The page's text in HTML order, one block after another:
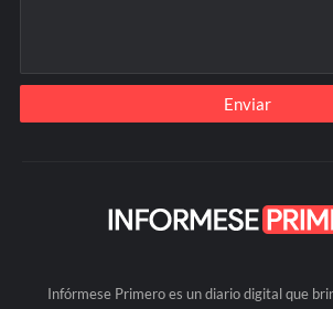
Infórmese Primero es un diario digital que